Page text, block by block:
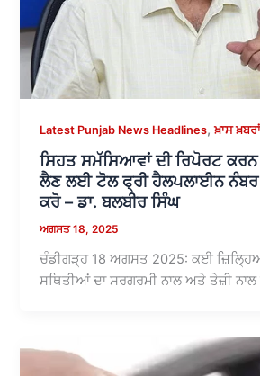
Latest Punjab News Headlines,ਖ਼ਾਸ
ਸਿਹਤ ਸਮੱਸਿਆਵਾਂ ਦੀ ਰਿਪੋਰਟ
ਲੈਣ ਲਈ ਟੋਲ ਫ੍ਰੀ ਹੈਲਪਲਾਈਨ ਨੰਬਰ
ਕਰੋ – ਡਾ. ਬਲਬੀਰ ਸਿੰਘ
ਅਗਸਤ 18, 2025
ਚੰਡੀਗੜ੍ਹ 18 ਅਗਸਤ 2025: ਕਈ
ਸਥਿਤੀਆਂ ਦਾ ਸਰਗਰਮੀ ਨਾਲ ਅਤੇ ਤੇਜ਼ੀ